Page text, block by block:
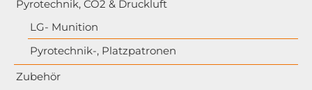
Pyrotechnik, CO2 & Druckluft
LG- Munition
Pyrotechnik-, Platzpatronen
Zubehör